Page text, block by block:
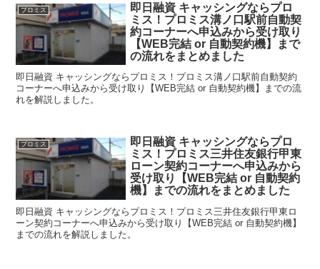
プロミス
即日融資 キャッシングならプロ
ミス！プロミス溝ノ口駅前自動契
約コーナーへ申込みから受け取り
【WEB完結 or 自動契約機】まで
の流れをまとめました
即日融資 キャッシングならプロミス！プロミス溝ノ口駅前自動契約
コーナーへ申込みから受け取り【WEB完結 or 自動契約機】までの流
れを解説しました。
プロミス
即日融資 キャッシングならプロ
ミス！プロミス三井住友銀行甲東
ローン契約コーナーへ申込みから
受け取り【WEB完結 or 自動契約
機】までの流れをまとめました
即日融資 キャッシングならプロミス！プロミス三井住友銀行甲東ロ
ーン契約コーナーへ申込みから受け取り【WEB完結 or 自動契約機】
までの流れを解説しました。